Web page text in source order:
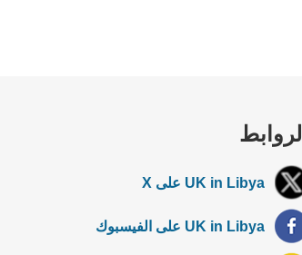
الروابط
UK in Libya على X
UK in Libya على الفيسبوك